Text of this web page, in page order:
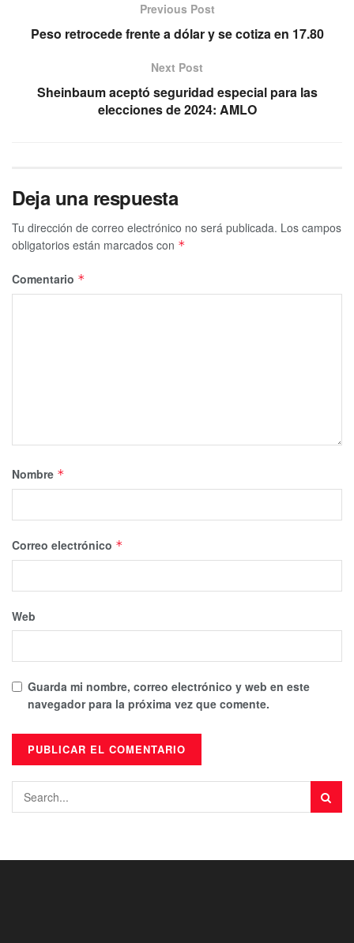
Previous Post
Peso retrocede frente a dólar y se cotiza en 17.80
Next Post
Sheinbaum aceptó seguridad especial para las
elecciones de 2024: AMLO
Deja una respuesta
Tu dirección de correo electrónico no será publicada. Los campos
obligatorios están marcados con *
Comentario *
Nombre *
Correo electrónico *
Web
Guarda mi nombre, correo electrónico y web en este
navegador para la próxima vez que comente.